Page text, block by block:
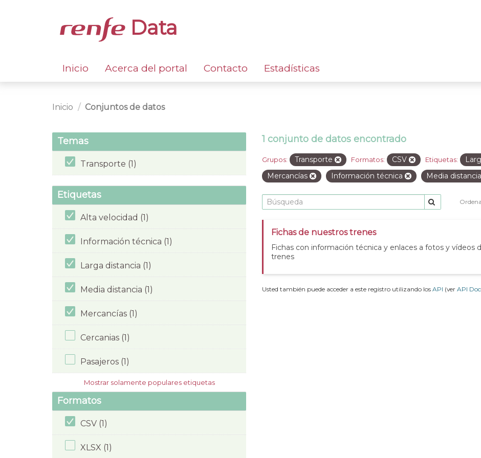
Data
Inicio Acerca del portal Contacto Estadísticas
Inicio Conjuntos de datos
Temas
Transporte (1)
Etiquetas
Alta velocidad (1)
Información técnica (1)
Larga distancia (1)
Media distancia (1)
Mercancías (1)
Cercanias (1)
Pasajeros (1)
Mostrar solamente populares etiquetas
Formatos
CSV (1)
XLSX (1)
1 conjunto de datos encontrado
Grupos: Transporte Formatos: CSV Etiquetas:
Mercancías
Información técnica Media distancia
Fichas de nuestros trenes
Fichas con información técnica y enlaces a fotos y vídeos
trenes
Usted también puede acceder a este registro utilizando los API (ver API